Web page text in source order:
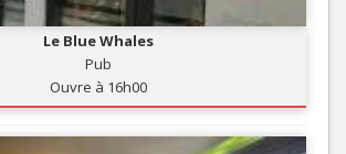
Le Blue Whales
Pub
Ouvre à 16h00